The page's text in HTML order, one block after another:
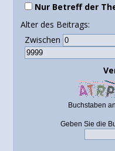
Nur Betreff der
Alter des Beitrags:
Zwischen
Buchstaben
Geben Sie die